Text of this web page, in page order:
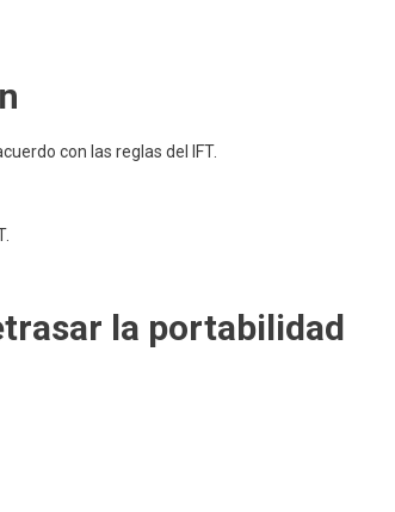
con las reglas del IFT.
la portabilidad